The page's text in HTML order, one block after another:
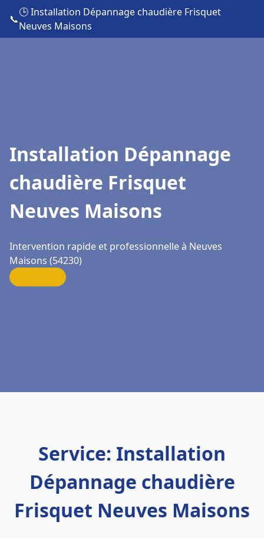
📞
🕒 Installation Dépannage chaudière Frisquet
Neuves Maisons
Installation Dépannage
chaudière Frisquet
Neuves Maisons
Intervention rapide et professionnelle à Neuves
Maisons (54230)
Service: Installation
Dépannage chaudière
Frisquet Neuves Maisons